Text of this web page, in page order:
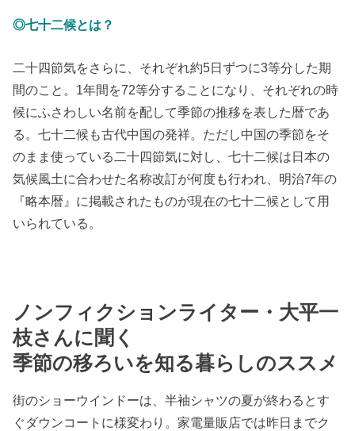
◎七十二候とは？
二十四節気をさらに、それぞれ約5日ずつに3等分した期
間のこと。1年間を72等分することになり、それぞれの時
候にふさわしい名前を配して季節の推移を表した暦であ
る。七十二候も古代中国の発祥。ただし中国の季節をそ
のまま使っている二十四節気に対し、七十二候は日本の
気候風土に合わせた名称改訂が何度も行われ、明治7年の
『略本暦』に掲載されたものが現在の七十二候として用
いられている。
ノンフィクションライター・大平一
枝さんに聞く
季節の移ろいを知る暮らしのススメ
街のショーウインドーは、半袖シャツの夏が終わるとす
ぐダウンコートに様変わり。家電量販店では昨日までク